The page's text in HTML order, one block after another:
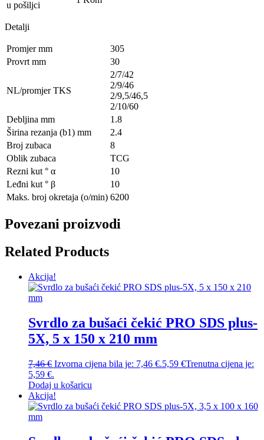
u pošiljci
Detalji
Promjer mm
305
Provrt mm
30
NL/promjer TKS
2/7/42
2/9/46
2/9,5/46,5
2/10/60
Debljina mm
1.8
Širina rezanja (b1) mm
2.4
Broj zubaca
8
Oblik zubaca
TCG
Rezni kut ° α
10
Leđni kut ° β
10
Maks. broj okretaja (o/min) 6200
Povezani proizvodi
Related Products
Akcija!
Svrdlo za bušaći čekić PRO SDS plus-
5X, 5 x 150 x 210 mm
7,46€ Izvorna cijena bila je: 7,46 €.5,59 €Trenutna cijena je:
5,59 €.
Dodaj u košaricu
Akcija!